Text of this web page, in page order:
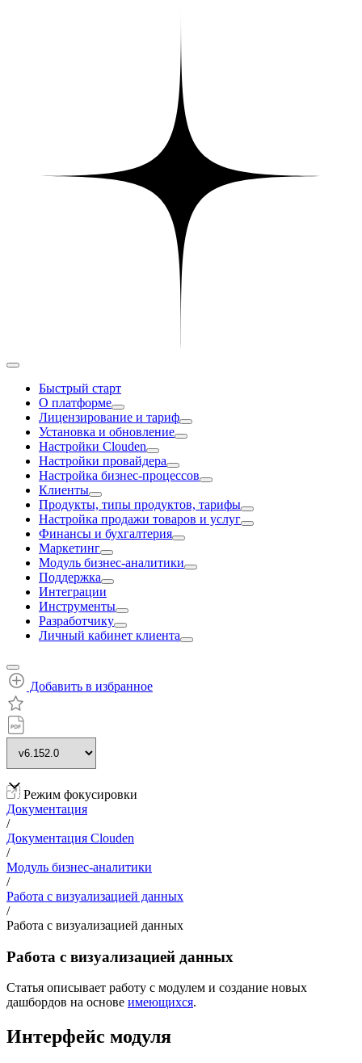
Быстрый старт
О платформе
Лицензирование и тариф
Установка и обновление
Настройки Clouden
Настройки провайдера
Настройка бизнес-процессов
Клиенты
Продукты, типы продуктов, тарифы
Настройка продажи товаров и услуг
Финансы и бухгалтерия
Маркетинг
Модуль бизнес-аналитики
Поддержка
Интеграции
Инструменты
Разработчику
Личный кабинет клиента
Добавить в избранное
Режим фокусировки
Документация
/
Документация Clouden
/
Модуль бизнес-аналитики
/
Работа с визуализацией данных
/
Работа с визуализацией данных
Работа с визуализацией данных
Статья описывает работу с модулем и создание новых
дашбордов на основе имеющихся.
Интерфейс модуля